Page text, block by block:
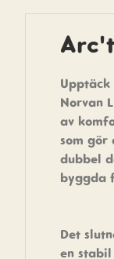
Norvan
av
som gör
dubbel
byggda
Det
en